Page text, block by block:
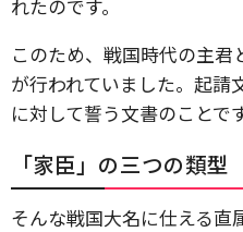
れたのです。
このため、戦国時代の主君
が行われていました。起請
に対して誓う文書のことです
「家臣」の三つの類型
そんな戦国大名に仕える直